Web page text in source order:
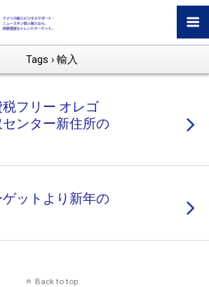
Tags › 輸入
フリー オレゴ
ンター新住所の
ゲットより新年の
Back to top